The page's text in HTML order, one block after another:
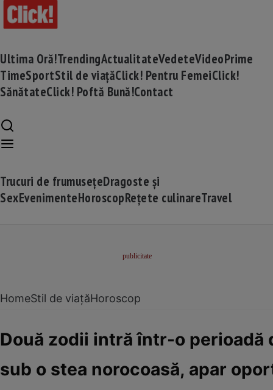
Ultima Oră!TrendingActualitateVedeteVideoPrime
TimeSportStil de viațăClick! Pentru FemeiClick!
SănătateClick! Poftă Bună!Contact
Trucuri de frumusețeDragoste și
SexEvenimenteHoroscopRețete culinareTravel
HomeStil de viațăHoroscop
Două zodii intră într-o perioadă
sub o stea norocoasă, apar